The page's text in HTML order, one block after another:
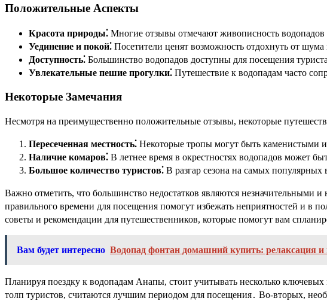
Положительные Аспекты
Красота природы⁚ Многие отзывы отмечают живописность
Уединение и покой⁚ Посетители ценят возможность отдохнуть от
Доступность⁚ Большинство водопадов доступны для посещения
Увлекательные пешие прогулки⁚ Путешествие к водопадам часто
Некоторые Замечания
Несмотря на преимущественно положительные отзывы, некоторые
Пересеченная местность⁚ Некоторые тропы могут быть каменистыми и
Наличие комаров⁚ В летнее время в окрестностях водопадов может
Большое количество туристов⁚ В разгар сезона на самых
Важно отметить, что большинство недостатков являются незначительными
правильного времени для посещения помогут избежать неприятностей и в
советы и рекомендации для путешественников, которые помогут вам
Вам будет интересно Водопад фонтан домашний купить: релаксация
Планируя поездку к водопадам Анапы, стоит учитывать несколько
толп туристов, считаются лучшим периодом для посещения․ Во-вторых,